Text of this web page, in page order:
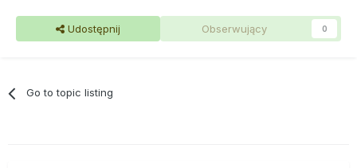
Udostępnij Obserwujący 0
Go to topic listing